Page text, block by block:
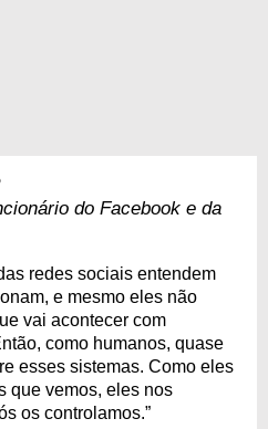
do Facebook e da
redes sociais entendem
e mesmo eles não
vai acontecer com
como humanos, quase
esses sistemas. Como eles
que vemos, eles nos
os controlamos.”